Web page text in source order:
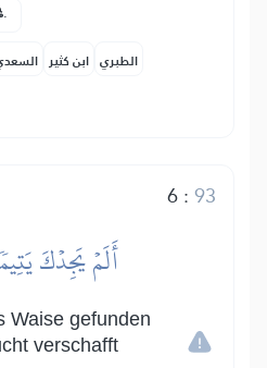
ابن كثير الطبري
6:93
أَلَمۡ يَجِدۡكَ
Waise gefunden
verschafft